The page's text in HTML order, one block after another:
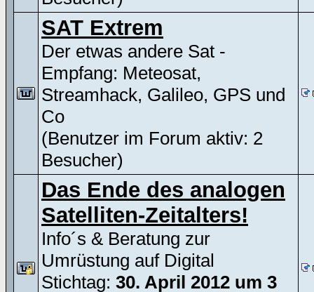
SAT Extrem
Der etwas andere Sat -
Empfang: Meteosat,
Streamhack, Galileo, GPS und
Co
(Benutzer im Forum aktiv: 2
Besucher)
Das Ende des analogen
Satelliten-Zeitalters!
Info´s & Beratung zur
Umrüstung auf Digital
Stichtag: 30. April 2012 um 3